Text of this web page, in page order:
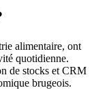
alimentaire, ont
quotidienne.
de stocks et CRM
brugeois.